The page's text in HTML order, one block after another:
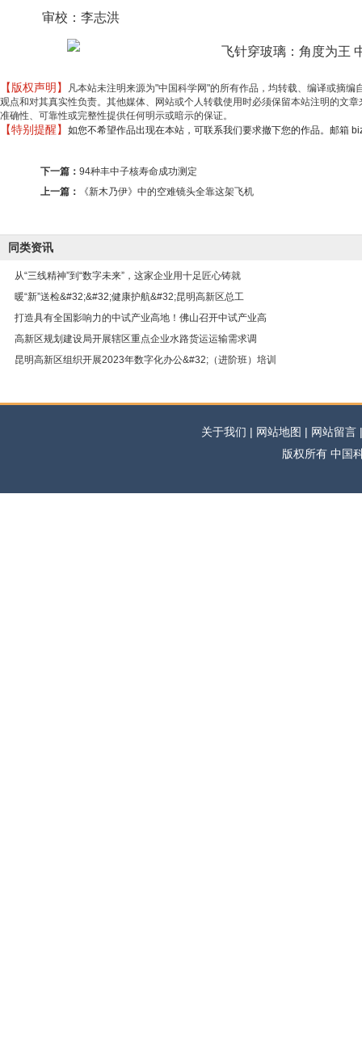
审校：李志洪
【版权声明】
凡本站未注明来源为"中国科学网"的所有作品，均转载、编译或摘
观点和对其真实性负责。其他媒体、网站或个人转载使用时必须保留本站注明的文
准确性、可靠性或完整性提供任何明示或暗示的保证。
【特别提醒】 如您不希望作品出现在本站，可联系我们要求撤下您的作品。邮箱
下一篇： 94种丰中子核寿命成功测定
上一篇：
《新木乃伊》中的空难镜头全靠这架飞机
同类资讯
从“三线精神”到“数字未来”，这家企业用十足匠心铸就
暖“新”送检&#32;&#32;健康护航&#32;昆明高新区总工
打造具有全国影响力的中试产业高地！佛山召开中试产业高
高新区规划建设局开展辖区重点企业水路货运运输需求调
昆明高新区组织开展2023年数字化办公&#32;（进阶班）培训
关于我们 | 网站地图 | 网站留
版权所有 中国